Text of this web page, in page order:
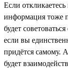
Если
информация тоже
будет
если вы
придётся самому.
будет